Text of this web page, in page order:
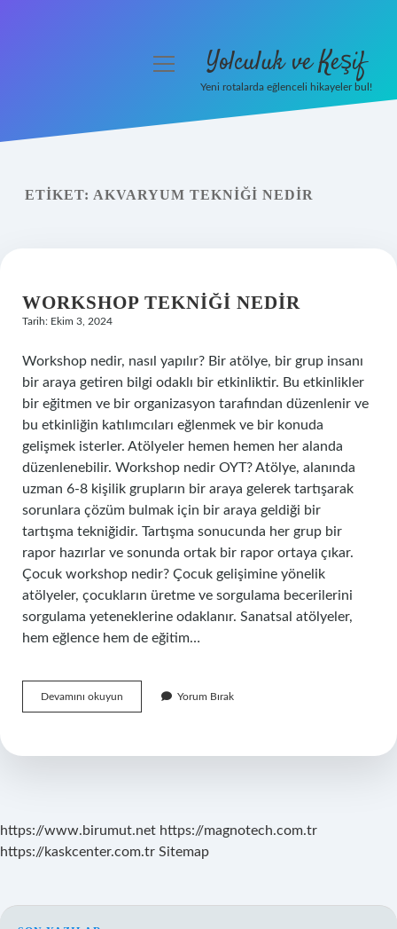
Yasal Uyarı
menüyü Yolculuk ve Keşif
Yeni rotalarda eğlenceli hikayeler bul!
ETIKET: AKVARYUM TEKNIĞI NEDIR
WORKSHOP TEKNIĞI NEDIR
Tarih: Ekim 3, 2024
Workshop nedir, nasıl yapılır? Bir atölye, bir grup insanı
bir araya getiren bilgi odaklı bir etkinliktir. Bu etkinlikler
bir eğitmen ve bir organizasyon tarafından düzenlenir ve
bu etkinliğin katılımcıları eğlenmek ve bir konuda
gelişmek isterler. Atölyeler hemen hemen her alanda
düzenlenebilir. Workshop nedir OYT? Atölye, alanında
uzman 6-8 kişilik grupların bir araya gelerek tartışarak
sorunlara çözüm bulmak için bir araya geldiği bir
tartışma tekniğidir. Tartışma sonucunda her grup bir
rapor hazırlar ve sonunda ortak bir rapor ortaya çıkar.
Çocuk workshop nedir? Çocuk gelişimine yönelik
atölyeler, çocukların üretme ve sorgulama becerilerini
sorgulama yeteneklerine odaklanır. Sanatsal atölyeler,
hem eğlence hem de eğitim…
Devamını okuyun Workshop
Tekniği
Yorum Bırak
https://www.birumut.net https://magnotech.com.tr
https://kaskcenter.com.tr Sitemap